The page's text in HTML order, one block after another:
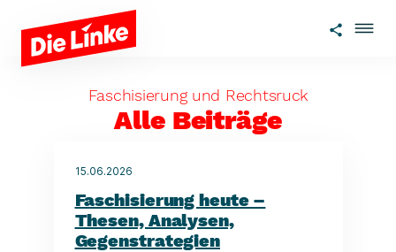
Zum Hauptinhalt springen
Faschisierung und Rechtsruck
Alle Beiträge
15.06.2026
Faschisierung heute –
Thesen, Analysen,
Gegenstrategien